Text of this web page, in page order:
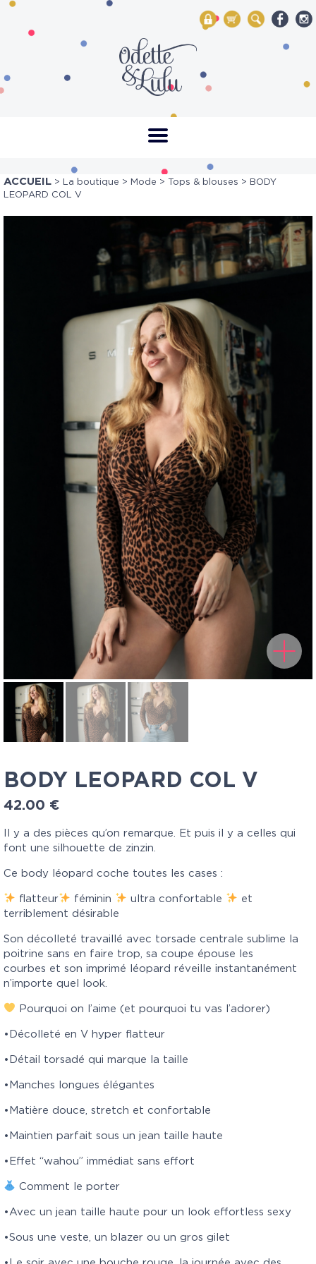
My Account
Mon panier
Rechercher
ACCUEIL > La boutique > Mode > Tops & blouses > BODY
LEOPARD COL V
BODY LEOPARD COL V
42.00 €
Il y a des pièces qu’on remarque. Et puis il y a celles qui
font une silhouette de zinzin.
Ce body léopard coche toutes les cases :
flatteur féminin ultra confortable
et
terriblement désirable
Son décolleté travaillé avec torsade centrale sublime la
poitrine sans en faire trop, sa coupe épouse les
courbes et son imprimé léopard réveille instantanément
n’importe quel look.
Pourquoi on l’aime (et pourquoi tu vas l’adorer)
•Décolleté en V hyper flatteur
•Détail torsadé qui marque la taille
•Manches longues élégantes
•Matière douce, stretch et confortable
•Maintien parfait sous un jean taille haute
•Effet “wahou” immédiat sans effort
Comment le porter
•Avec un jean taille haute pour un look effortless sexy
•Sous une veste, un blazer ou un gros gilet